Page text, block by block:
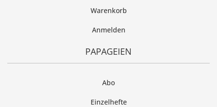
Warenkorb
Anmelden
PAPAGEIEN
Abo
Einzelhefte